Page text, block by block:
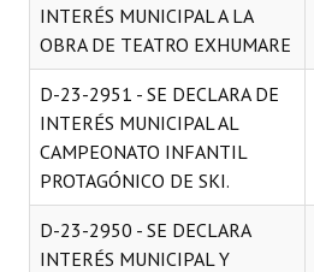
Digesto
Organigrama
DOCUMENTOS
Informes de Gestión
Proyectos Presentados
INTERÉS MUNICIPAL A LA
OBRA DE TEATRO EXHUMARE
D-23-2951 - SE DECLARA DE
INTERÉS MUNICIPAL AL
CAMPEONATO INFANTIL
PROTAGÓNICO DE SKI.
D-23-2950 - SE DECLARA
INTERÉS MUNICIPAL Y